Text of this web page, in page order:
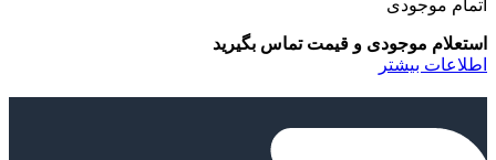
اتمام موجودی
استعلام موجودی و قیمت تماس بگیرید
اطلاعات بیشتر